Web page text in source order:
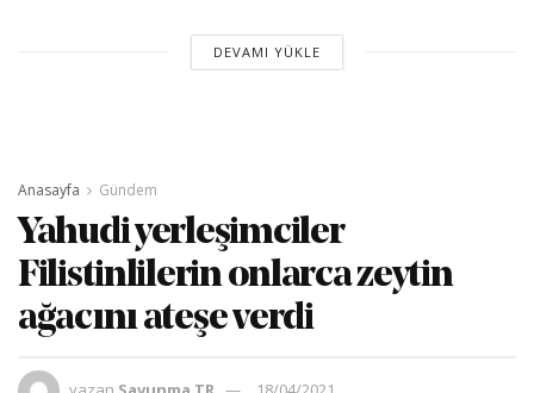
DEVAMI YÜKLE
Anasayfa Gündem
Yahudi yerleşimciler
Filistinlilerin onlarca zeytin
ağacını ateşe verdi